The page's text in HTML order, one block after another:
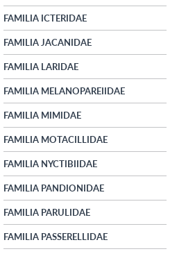
FAMILIA ICTERIDAE
FAMILIA JACANIDAE
FAMILIA LARIDAE
FAMILIA MELANOPAREIIDAE
FAMILIA MIMIDAE
FAMILIA MOTACILLIDAE
FAMILIA NYCTIBIIDAE
FAMILIA PANDIONIDAE
FAMILIA PARULIDAE
FAMILIA PASSERELLIDAE